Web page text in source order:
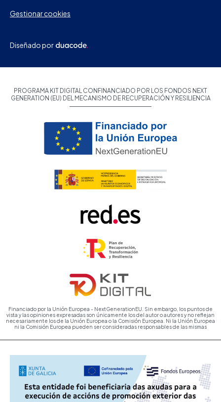
Gestionar cookies
Diseñado por
PROGRAMA KIT DIGITAL CONFINANCIADO POR LOS FONDOS NEXT
GENERATION (EU) DEL MECANISMO DE RECUPERACIÓN Y RESILIENCIA
Financiado por la Unión Europea - NextGenerationEU. Sin embargo, los puntos de
vista y las opiniones expresadas son únicamente los del autor o autores y no reflejan
necesariamente los de la Unión Europea o la Comisión Europea. Ni la Unión Europea
ni la Comisión Europea pueden ser consideradas responsables de las mismas